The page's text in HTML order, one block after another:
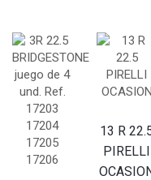
13 R
PIRELLI